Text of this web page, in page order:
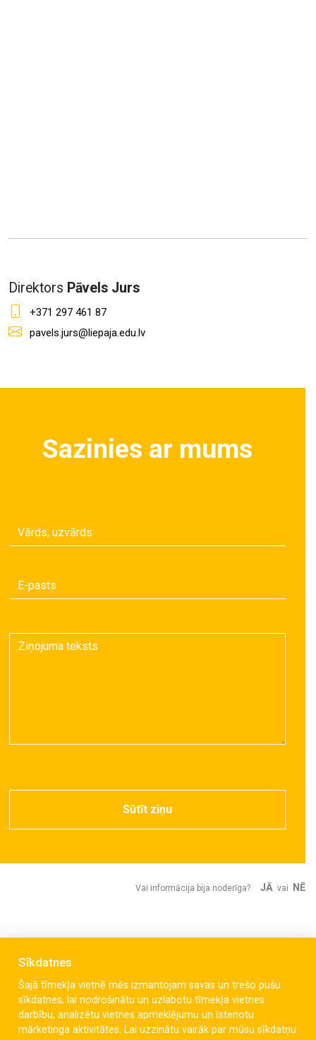
Direktors Pāvels Jurs
+371 297 461 87
pavels.jurs@liepaja.edu.lv
Sazinies ar mums
Sūtīt ziņu
Vai informācija bija noderīga? JĀ vai NĒ
Sīkdatnes
Šajā tīmekļa vietnē mēs izmantojam savas un trešo pušu
sīkdatnes, lai nodrošinātu un uzlabotu tīmekļa vietnes
darbību, analizētu vietnes apmeklējumu un īstenotu
mārketinga aktivitātes. Lai uzzinātu vairāk par mūsu sīkdatņu